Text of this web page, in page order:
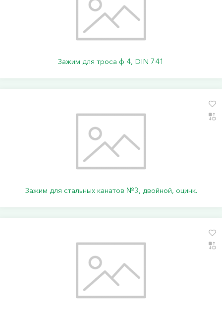
Зажим для троса ф 4, DIN 741
Зажим для стальных канатов №3, двойной, оцинк.